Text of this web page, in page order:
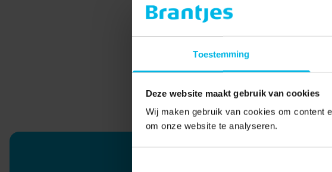
Toestemming
Deze website maakt gebruik van cookies
Wij maken gebruik van cookies om content
om onze website te analyseren.
fiets- en wandelroutes naar het
kan overal gratis en ruim